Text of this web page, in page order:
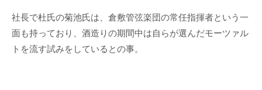
社長で杜氏の菊池氏は、倉敷管弦楽団の常任指揮者という一
面も持っており、酒造りの期間中は自らが選んだモーツァル
トを流す試みをしているとの事。